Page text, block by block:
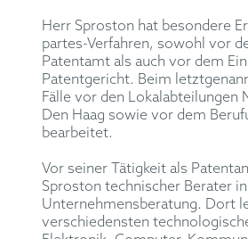
Herr Sproston hat besondere
partes-Verfahren, sowohl vor
Patentamt als auch vor dem
Patentgericht. Beim
Fälle vor den Lokalabteilungen
Den Haag sowie vor dem
bearbeitet.
Vor seiner Tätigkeit als
Sproston technischer Berater
Unternehmensberatung. Dort
verschiedensten